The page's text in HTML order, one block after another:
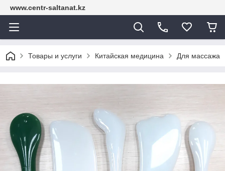
www.centr-saltanat.kz
Товары и услуги Китайская медицина Для массажа